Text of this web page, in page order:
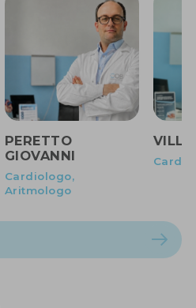
PERETTO
GIOVANNI
Cardiologo,
Aritmologo